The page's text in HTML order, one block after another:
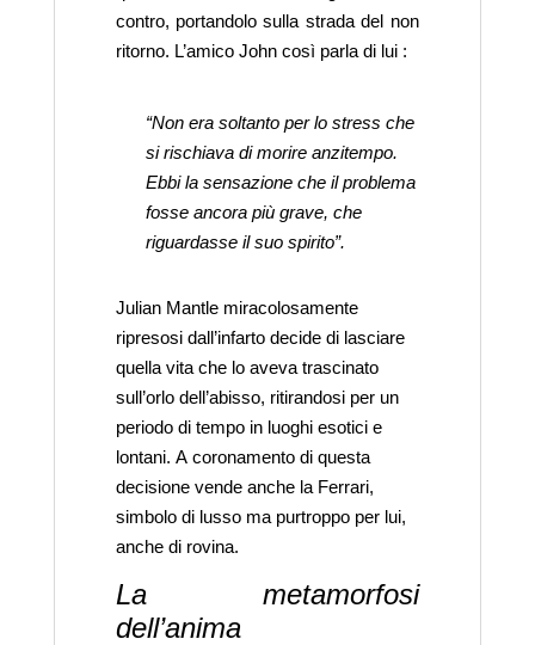
contro, portandolo sulla strada del non
ritorno. L’amico John così parla di lui :
“Non era soltanto per lo stress che
si rischiava di morire anzitempo.
Ebbi la sensazione che il problema
fosse ancora più grave, che
riguardasse il suo spirito”.
Julian Mantle miracolosamente
ripresosi dall’infarto decide di lasciare
quella vita che lo aveva trascinato
sull’orlo dell’abisso, ritirandosi per un
periodo di tempo in luoghi esotici e
lontani. A coronamento di questa
decisione vende anche la Ferrari,
simbolo di lusso ma purtroppo per lui,
anche di rovina.
La metamorfosi
dell’anima